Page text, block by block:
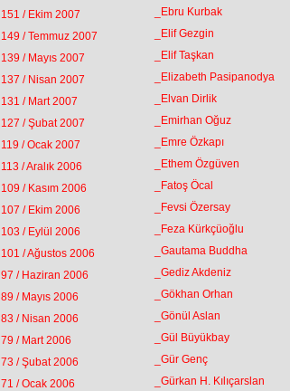
151 / Ekim 2007
149 / Temmuz 2007
139 / Mayıs 2007
137 / Nisan 2007
131 / Mart 2007
127 / Şubat 2007
119 / Ocak 2007
113 / Aralık 2006
109 / Kasım 2006
107 / Ekim 2006
103 / Eylül 2006
101 / Ağustos 2006
97 / Haziran 2006
89 / Mayıs 2006
83 / Nisan 2006
79 / Mart 2006
73 / Şubat 2006
71 / Ocak 2006
_Ebru Kurbak
_Elif Gezgin
_Elif Taşkan
_Elizabeth Pasipanodya
_Elvan Dirlik
_Emirhan Oğuz
_Emre Özkapı
_Ethem Özgüven
_Fatoş Öcal
_Fevsi Özersay
_Feza Kürkçüoğlu
_Gautama Buddha
_Gediz Akdeniz
_Gökhan Orhan
_Gönül Aslan
_Gül Büyükbay
_Gür Genç
_Gürkan H. Kılıçarslan